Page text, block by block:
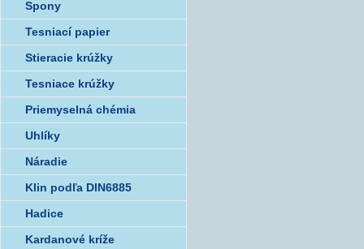
Spony
Tesniací papier
Stieracie krúžky
Tesniace krúžky
Priemyselná chémia
Uhlíky
Náradie
Klin podľa DIN6885
Hadice
Kardanové kríže